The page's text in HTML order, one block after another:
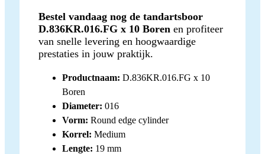
Bestel vandaag nog de tandartsboor
D.836KR.016.FG x 10 Boren en profiteer
van snelle levering en hoogwaardige
prestaties in jouw praktijk.
Productnaam: D.836KR.016.FG x 10
Boren
Diameter: 016
Vorm: Round edge cylinder
Korrel: Medium
Lengte: 19 mm